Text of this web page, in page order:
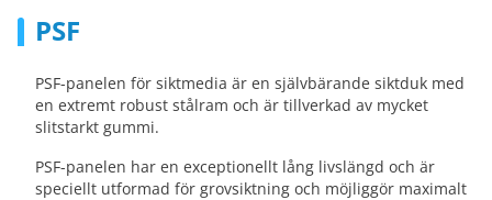
PSF
PSF-panelen för siktmedia är en självbärande siktduk med
en extremt robust stålram och är tillverkad av mycket
slitstarkt gummi.
PSF-panelen har en exceptionellt lång livslängd och är
speciellt utformad för grovsiktning och möjliggör maximalt